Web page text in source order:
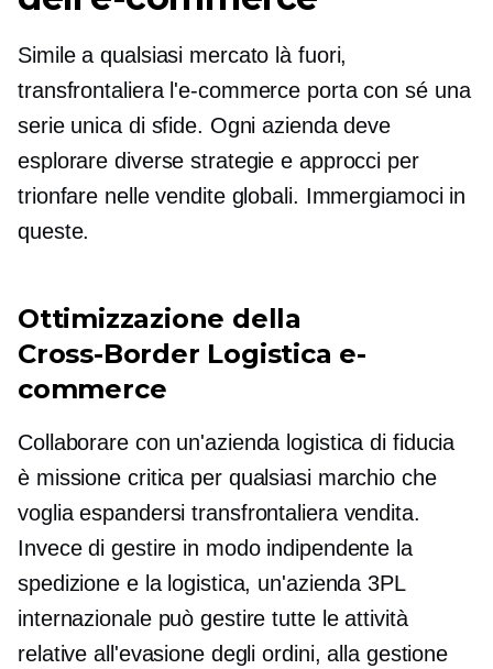
Simile a qualsiasi mercato là fuori,
transfrontalieral'e-commerce porta con sé una
serie unica di sfide. Ogni azienda deve
esplorare diverse strategie e approcci per
trionfare nelle vendite globali. Immergiamoci in
queste.
Ottimizzazione della
Cross-Border Logistica e-
commerce
Collaborare con un'azienda logistica di fiducia
è missione critica per qualsiasi marchio che
voglia espandersitransfrontalieravendita.
Invece di gestire in modo indipendente la
spedizione e la logistica, un'azienda 3PL
internazionale può gestire tutte le attività
relative all'evasione degli ordini, alla gestione